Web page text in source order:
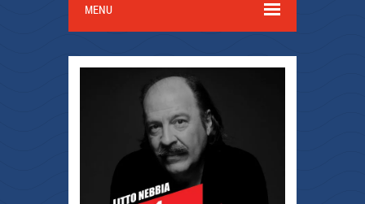
MENU